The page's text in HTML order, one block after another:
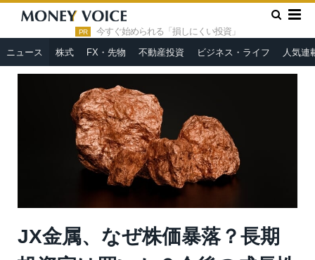
PR 今すぐ始められる「損しにくい投資」
ニュース 株式 FX・先物 不動産投資 ビジネス・ライフ 人気連
HOME » ニュース »
JX金属、なぜ株価暴落？長期投資家は買
いか？今後の成長性と投資リスクを解説＝元村浩之
JX金属、なぜ株価暴落？長期